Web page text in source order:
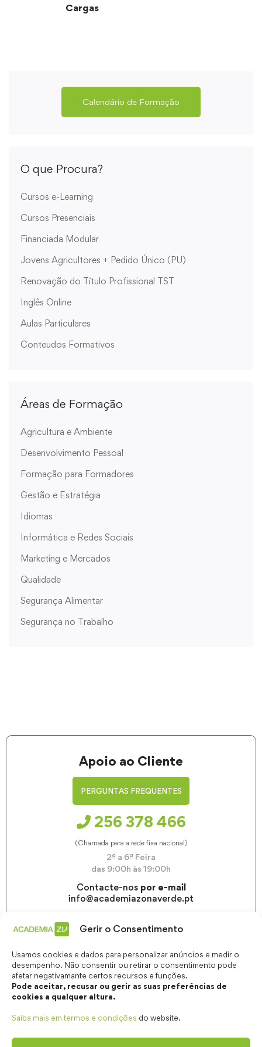
Gerir o Consentimento
Usamos cookies e dados para personalizar anúncios e medir o
desempenho. Não consentir ou retirar o consentimento pode
afetar negativamante certos recursos e funções.
Pode aceitar, recusar ou gerir as suas preferências de
cookies a qualquer altura.
Saiba mais em termos e condições do website.
Calendário de Formação
O que Procura?
Cursos e-Learning
Cursos Presenciais
Financiada Modular
Jovens Agricultores + Pedido Único (PU)
Renovação do Título Profissional TST
Inglês Online
Aulas Particulares
Conteudos Formativos
Áreas de Formação
Agricultura e Ambiente
Desenvolvimento Pessoal
Formação para Formadores
Gestão e Estratégia
Idiomas
Informática e Redes Sociais
Marketing e Mercados
Qualidade
Segurança Alimentar
Segurança no Trabalho
Cargas
Apoio ao Cliente
PERGUNTAS FREQUENTES
256 378 466
(Chamada para a rede fixa nacional)
2ª a 6ª Feira
das 9:00h às 19:00h
Contacte-nos por e-mail
info@academiazonaverde.pt